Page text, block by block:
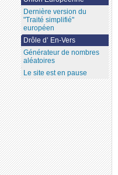
Dernière version du
"Traité simplifié"
européen
Drôle d’ En-Vers
Générateur de nombres
aléatoires
Le site est en pause